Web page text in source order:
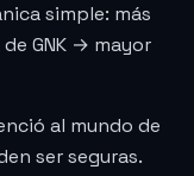
simple: más
GNK → mayor
al mundo de
ser seguras.